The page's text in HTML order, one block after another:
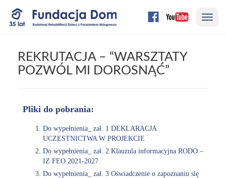
Przejdź
do
REKRUTACJA – “WARSZTATY
POZWÓL MI DOROSNĄĆ”
Pliki do pobrania:
Do wypełnienia_ zał. 1 DEKLARACJA
UCZESTNICTWA W PROJEKCIE
Do wypełnienia_ zał. 2 Klauzula informacyjna RODO –
IZ FEO 2021-2027
Do wypełnienia_ zał. 3 Oświadczenie o zapoznaniu się